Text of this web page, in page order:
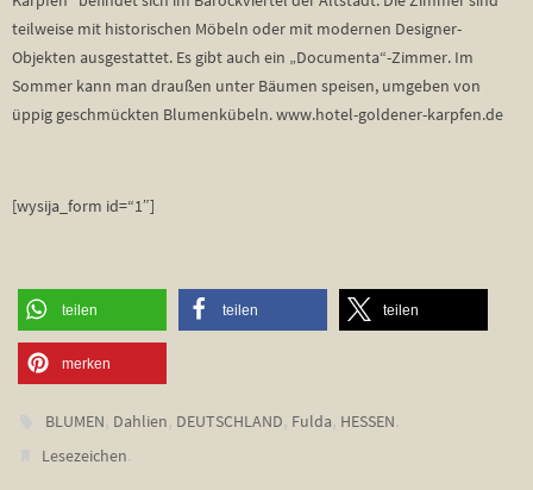
teilweise mit historischen Möbeln oder mit modernen Designer-
Objekten ausgestattet. Es gibt auch ein „Documenta“-Zimmer. Im
Sommer kann man draußen unter Bäumen speisen, umgeben von
üppig geschmückten Blumenkübeln. www.hotel-goldener-karpfen.de
[wysija_form id=“1″]
teilen teilen teilen
merken
BLUMEN Dahlien DEUTSCHLAND Fulda HESSEN
Lesezeichen